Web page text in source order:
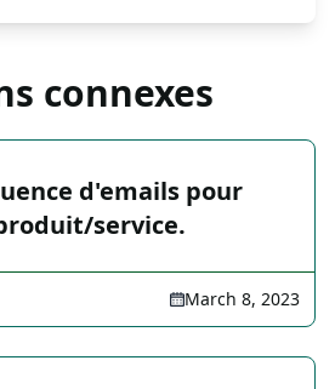
connexes
d'emails pour
service.
March 8, 2023